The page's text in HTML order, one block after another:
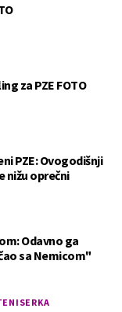
za PZE FOTO
PZE: Ovogodišnji
nižu oprečni
Odavno ga
sa Nemicom"